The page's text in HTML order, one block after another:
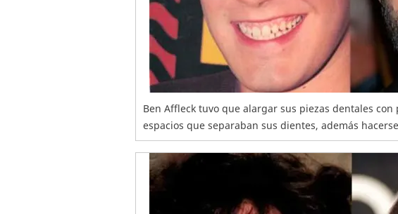
Ben Affleck tuvo que alargar sus piezas dentales
espacios que separaban sus dientes, además